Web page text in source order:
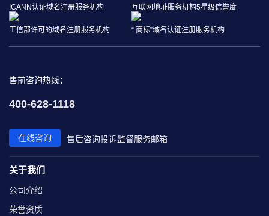
ICANN认证域名注册服务机构 互联网地址服务机构5星级信誉度
工信部许可的域名注册服务机构 “.商标”域名认证注册服务机构
售前咨询热线：
400-628-1118
在线咨询 售后咨询投诉监督服务邮箱
关于我们
公司介绍
荣誉资质